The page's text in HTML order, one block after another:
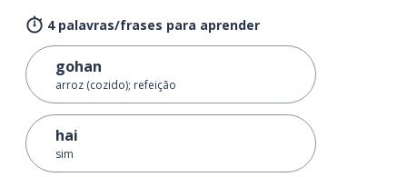
4 palavras/frases para aprender
gohan
arroz (cozido); refeição
hai
sim